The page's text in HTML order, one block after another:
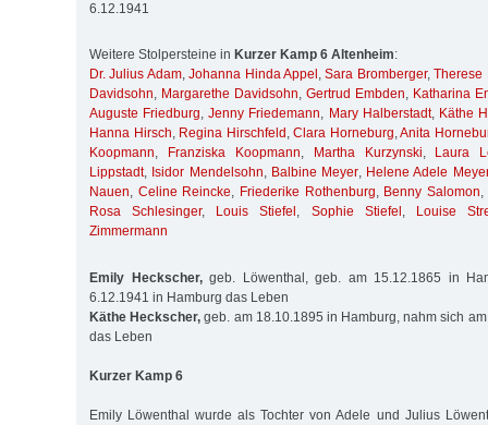
6.12.1941
Weitere Stolpersteine in Kurzer Kamp 6 Altenheim:
Dr. Julius Adam,Johanna Hinda Appel ,Sara Bromberger,Therese
Davidsohn, Margarethe Davidsohn, Gertrud Embden, Katharina
Auguste Friedburg,Jenny Friedemann, Mary Halberstadt, Käthe
Hanna Hirsch, Regina Hirschfeld , Clara Horneburg,Anita
Koopmann, Franziska Koopmann, Martha Kurzynski,
Laura
Lippstadt, Isidor Mendelsohn, Balbine Meyer, Helene Adele Meyer
Nauen, Celine Reincke, Friederike Rothenburg, Benny Salomon,
Rosa Schlesinger, Louis Stiefel , Sophie Stiefel ,
Louise
Zimmermann
Emily Heckscher,geb. Löwenthal, geb. am 15.12.1865 in
6.12.1941 in Hamburg das Leben
Käthe Heckscher, geb. am 18.10.1895 in Hamburg, nahm sich
das Leben
Kurzer Kamp 6
Emily Löwenthal wurde als Tochter von Adele und Julius